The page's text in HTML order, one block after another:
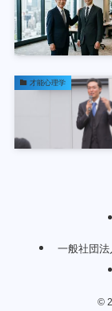
才能心理学
一般社団
©